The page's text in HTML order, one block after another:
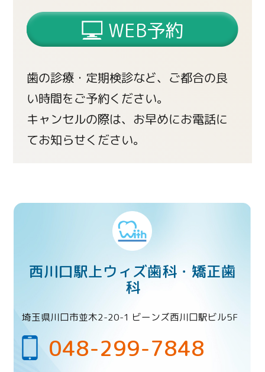
WEB予約
歯の診療・定期検診など、ご都合の良
い時間をご予約ください。
キャンセルの際は、お早めにお電話に
てお知らせください。
西川口駅上ウィズ歯科・矯正歯
科
埼玉県川口市並木2-20-1 ビーンズ西川口駅ビル5F
048-299-7848